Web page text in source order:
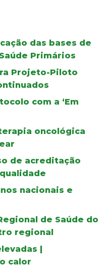
das bases de
Primários
Projeto-Piloto
com a ‘Em
oncológica
de acreditação
nacionais e
de Saúde do
regional
|
calor